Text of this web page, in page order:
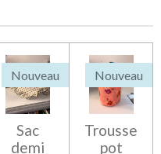
g
g
g
g
Nouveau
Sac
demi
Nouveau
Trousse
pot